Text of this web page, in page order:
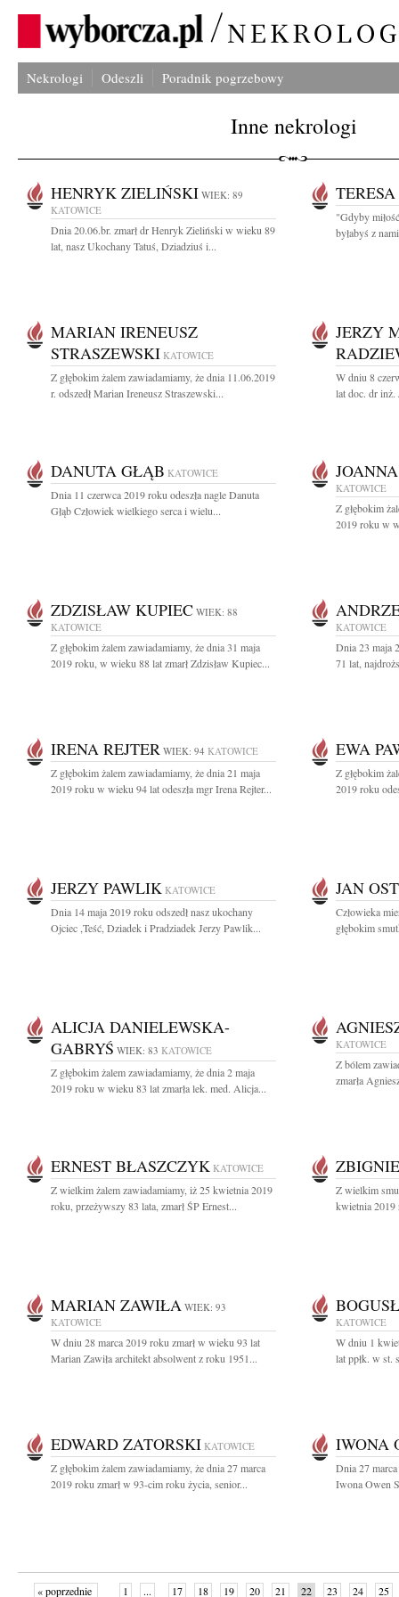
Nekrologi Odeszli Poradnik pogrzebowy
Inne nekrologi
HENRYK ZIELIŃSKI WIEK: 89
KATOWICE
Dnia 20.06.br. zmarł dr Henryk Zieliński w wieku 89
lat, nasz Ukochany Tatuś, Dziadziuś i...
"Gdyby
byłabyś z
MARIAN IRENEUSZ
STRASZEWSKI KATOWICE
Z głębokim żalem zawiadamiamy, że dnia 11.06.2019
r. odszedł Marian Ireneusz Straszewski...
JERZY
W dniu 8
lat doc. dr
DANUTA GŁĄB KATOWICE
Dnia 11 czerwca 2019 roku odeszła nagle Danuta
Głąb Człowiek wielkiego serca i wielu...
KATOWICE
Z głębokim
2019 roku w
ZDZISŁAW KUPIEC WIEK: 88
KATOWICE
Z głębokim żalem zawiadamiamy, że dnia 31 maja
2019 roku, w wieku 88 lat zmarł Zdzisław Kupiec...
KATOWICE
Dnia 23 maja
71 lat,
IRENA REJTER WIEK: 94 KATOWICE
Z głębokim żalem zawiadamiamy, że dnia 21 maja
2019 roku w wieku 94 lat odeszła mgr Irena Rejter...
EWA
Z głębokim
2019 roku
JERZY PAWLIK KATOWICE
Dnia 14 maja 2019 roku odszedł nasz ukochany
Ojciec ,Teść, Dziadek i Pradziadek Jerzy Pawlik...
JAN
Człowieka
głębokim
ALICJA DANIELEWSKA-
GABRYŚ WIEK: 83 KATOWICE
Z głębokim żalem zawiadamiamy, że dnia 2 maja
2019 roku w wieku 83 lat zmarła lek. med. Alicja...
KATOWICE
Z bólem
zmarła
ERNEST BŁASZCZYK KATOWICE
Z wielkim żalem zawiadamiamy, iż 25 kwietnia 2019
roku, przeżywszy 83 lata, zmarł ŚP Ernest...
Z wielkim
kwietnia 2019
MARIAN ZAWIŁA WIEK: 93
KATOWICE
W dniu 28 marca 2019 roku zmarł w wieku 93 lat
Marian Zawiła architekt absolwent z roku 1951...
KATOWICE
W dniu 1
lat ppłk. w st.
EDWARD ZATORSKI KATOWICE
Z głębokim żalem zawiadamiamy, że dnia 27 marca
2019 roku zmarł w 93-cim roku życia, senior...
IWONA
Dnia 27
Iwona Owen
« poprzednie 1 ... 17 18 19 20 21 22 23 24 25